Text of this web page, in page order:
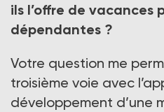
ils l’offre de vacances
dépendantes ?
Votre question me
troisième voie avec
développement d’une